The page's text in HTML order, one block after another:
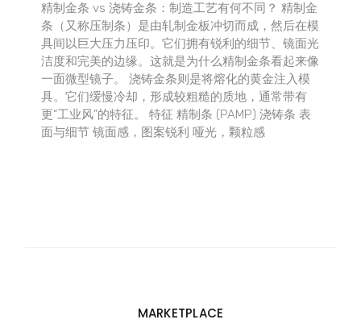
精制金条 vs 浇铸金条：制造工艺有何不同？ 精制金
条（又称压制条）是由轧制金板冲切而成，然后在模
具间以巨大压力压印。它们拥有锐利的细节、镜面光
洁度和完美的边缘。这就是为什么精制金条看起来像
一面微型镜子。 浇铸金条则是将熔化的黄金注入模
具。它们缓慢冷却，形成较粗糙的质地，通常带有
更“工业风”的特征。 特征 精制条 (PAMP) 浇铸条 表
面与细节 镜面感，图案锐利 哑光，颗粒感
MARKETPLACE